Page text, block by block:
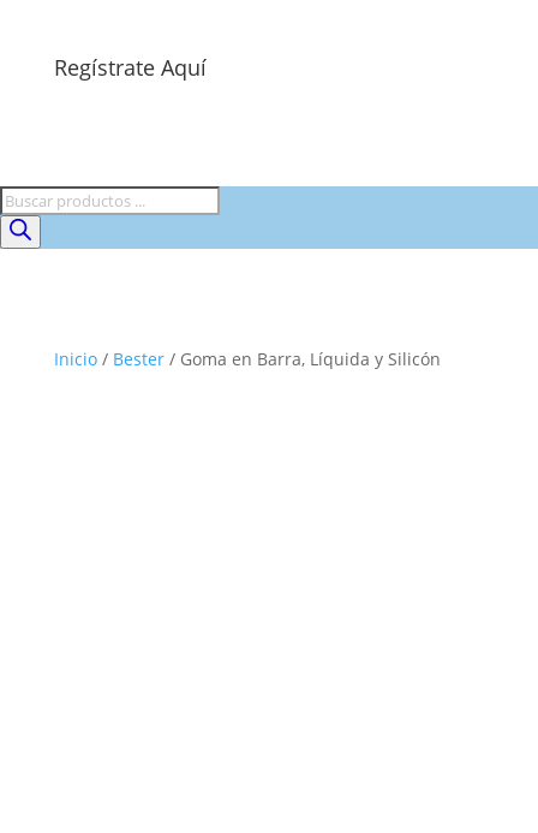
Regístrate Aquí
Búsqueda
de
productos
Inicio/ Bester/ Goma en Barra, Líquida y Silicón